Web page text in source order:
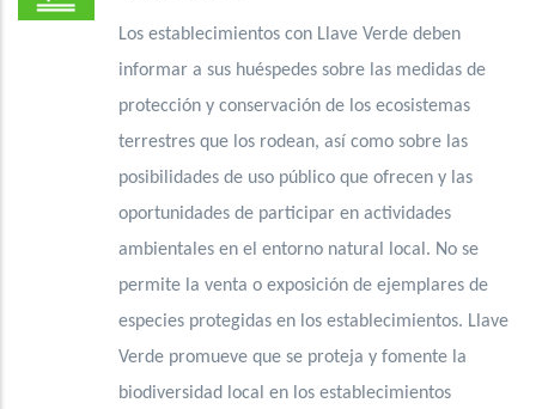
Los establecimientos con Llave Verde deben
informar a sus huéspedes sobre las medidas de
protección y conservación de los ecosistemas
terrestres que los rodean, así como sobre las
posibilidades de uso público que ofrecen y las
oportunidades de participar en actividades
ambientales en el entorno natural local. No se
permite la venta o exposición de ejemplares de
especies protegidas en los establecimientos. Llave
Verde promueve que se proteja y fomente la
biodiversidad local en los establecimientos